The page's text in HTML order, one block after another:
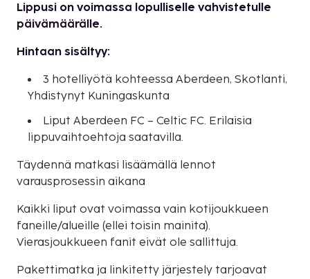
Lippusi on voimassa lopulliselle vahvistetulle
päivämäärälle.
Hintaan sisältyy:
3 hotelliyötä kohteessa Aberdeen, Skotlanti,
Yhdistynyt Kuningaskunta
Liput Aberdeen FC – Celtic FC. Erilaisia
lippuvaihtoehtoja saatavilla.
Täydennä matkasi lisäämällä lennot
varausprosessin aikana
Kaikki liput ovat voimassa vain kotijoukkueen
faneille/alueille (ellei toisin mainita).
Vierasjoukkueen fanit eivät ole sallittuja.
Pakettimatka ja linkitetty järjestely tarjoavat